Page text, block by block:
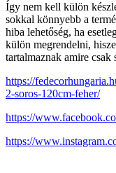
Így nem kell külön
sokkal könnyebb a
hiba lehetőség, ha
külön megrendelni,
tartalmaznak amire csak
https://
2-soros-120cm-feher/
https://
https://